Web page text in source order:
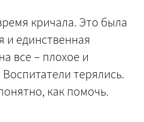
кричала. Это была
и единственная
все – плохое и
терялись.
как помочь.